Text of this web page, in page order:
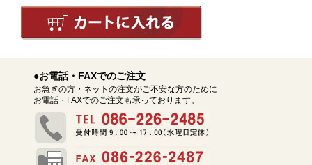
●お電話・FAXでのご注文
お急ぎの方・ネットの注文がご不安な方のために
お電話・FAXでのご注文も承っております。